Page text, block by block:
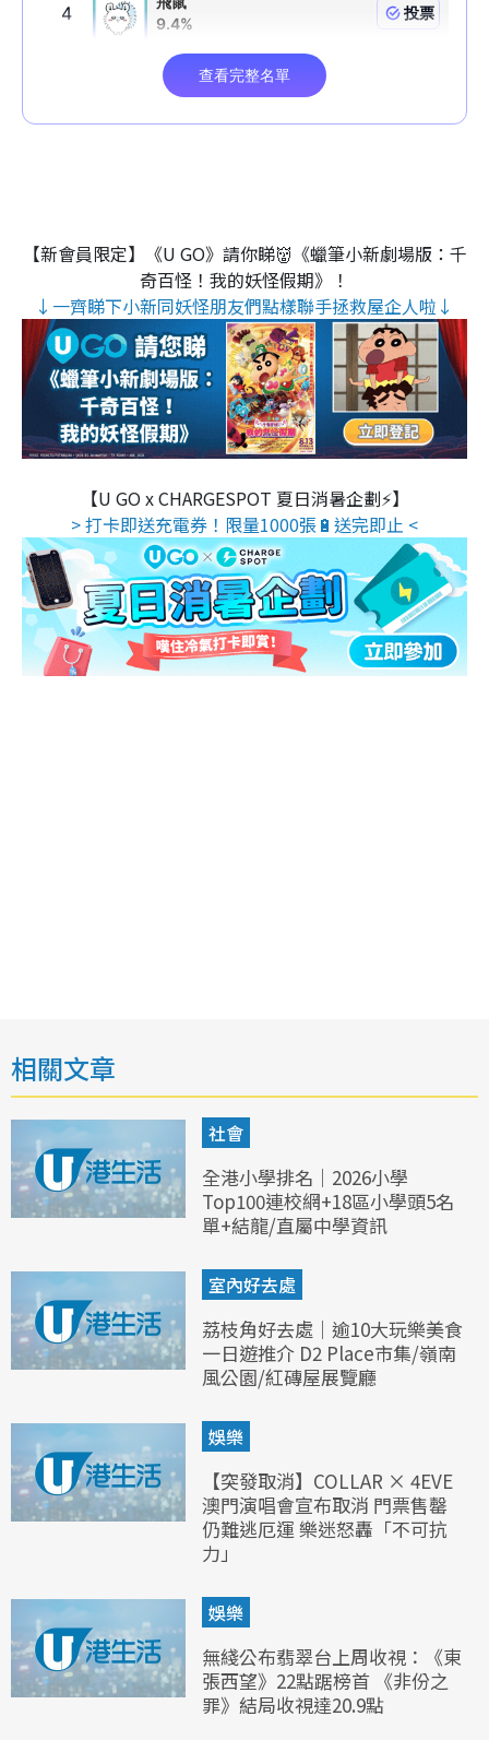
【新會員限定】《U GO》請你睇👹《蠟筆小新劇場版：千
奇百怪！我的妖怪假期》！
↓一齊睇下小新同妖怪朋友們點樣聯手拯救屋企人啦↓
【U GO x CHARGESPOT 夏日消暑企劃⚡】
> 打卡即送充電券！限量1000張🔋送完即止 <
相關文章
社會
全港小學排名｜2026小學
Top100連校網+18區小學頭5名
單+結龍/直屬中學資訊
室內好去處
荔枝角好去處｜逾10大玩樂美食
一日遊推介 D2 Place市集/嶺南
風公園/紅磚屋展覽廳
娛樂
【突發取消】COLLAR × 4EVE
澳門演唱會宣布取消 門票售罄
仍難逃厄運 樂迷怒轟「不可抗
力」
娛樂
無綫公布翡翠台上周收視：《東
張西望》22點踞榜首 《非份之
罪》結局收視達20.9點